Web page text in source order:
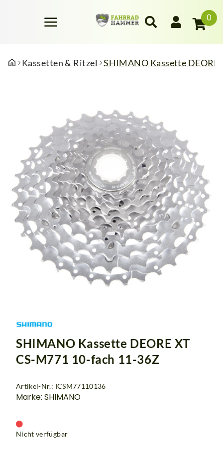
0
Kassetten & Ritzel SHIMANO Kassette
SHIMANO Kassette DEORE XT
CS-M771 10-fach 11-36Z
Artikel-Nr.: ICSM77110136
Marke: SHIMANO
Nicht verfügbar